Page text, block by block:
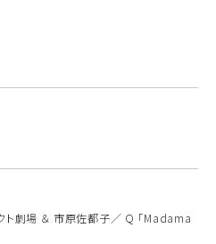
ト劇場 ＆ 市原佐都子／ Q 「Madama